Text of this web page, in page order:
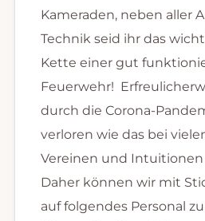
Kameraden, neben aller
Technik seid ihr das
Kette einer gut
Feuerwehr!
durch die Corona-
verloren wie das bei
Vereinen und Intuitionen
Daher können wir mit
auf folgendes Personal